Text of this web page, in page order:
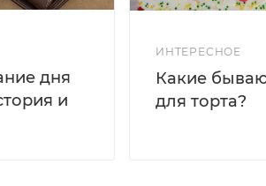
дня
и
ИНТЕРЕСНОЕ
Какие
для торта?